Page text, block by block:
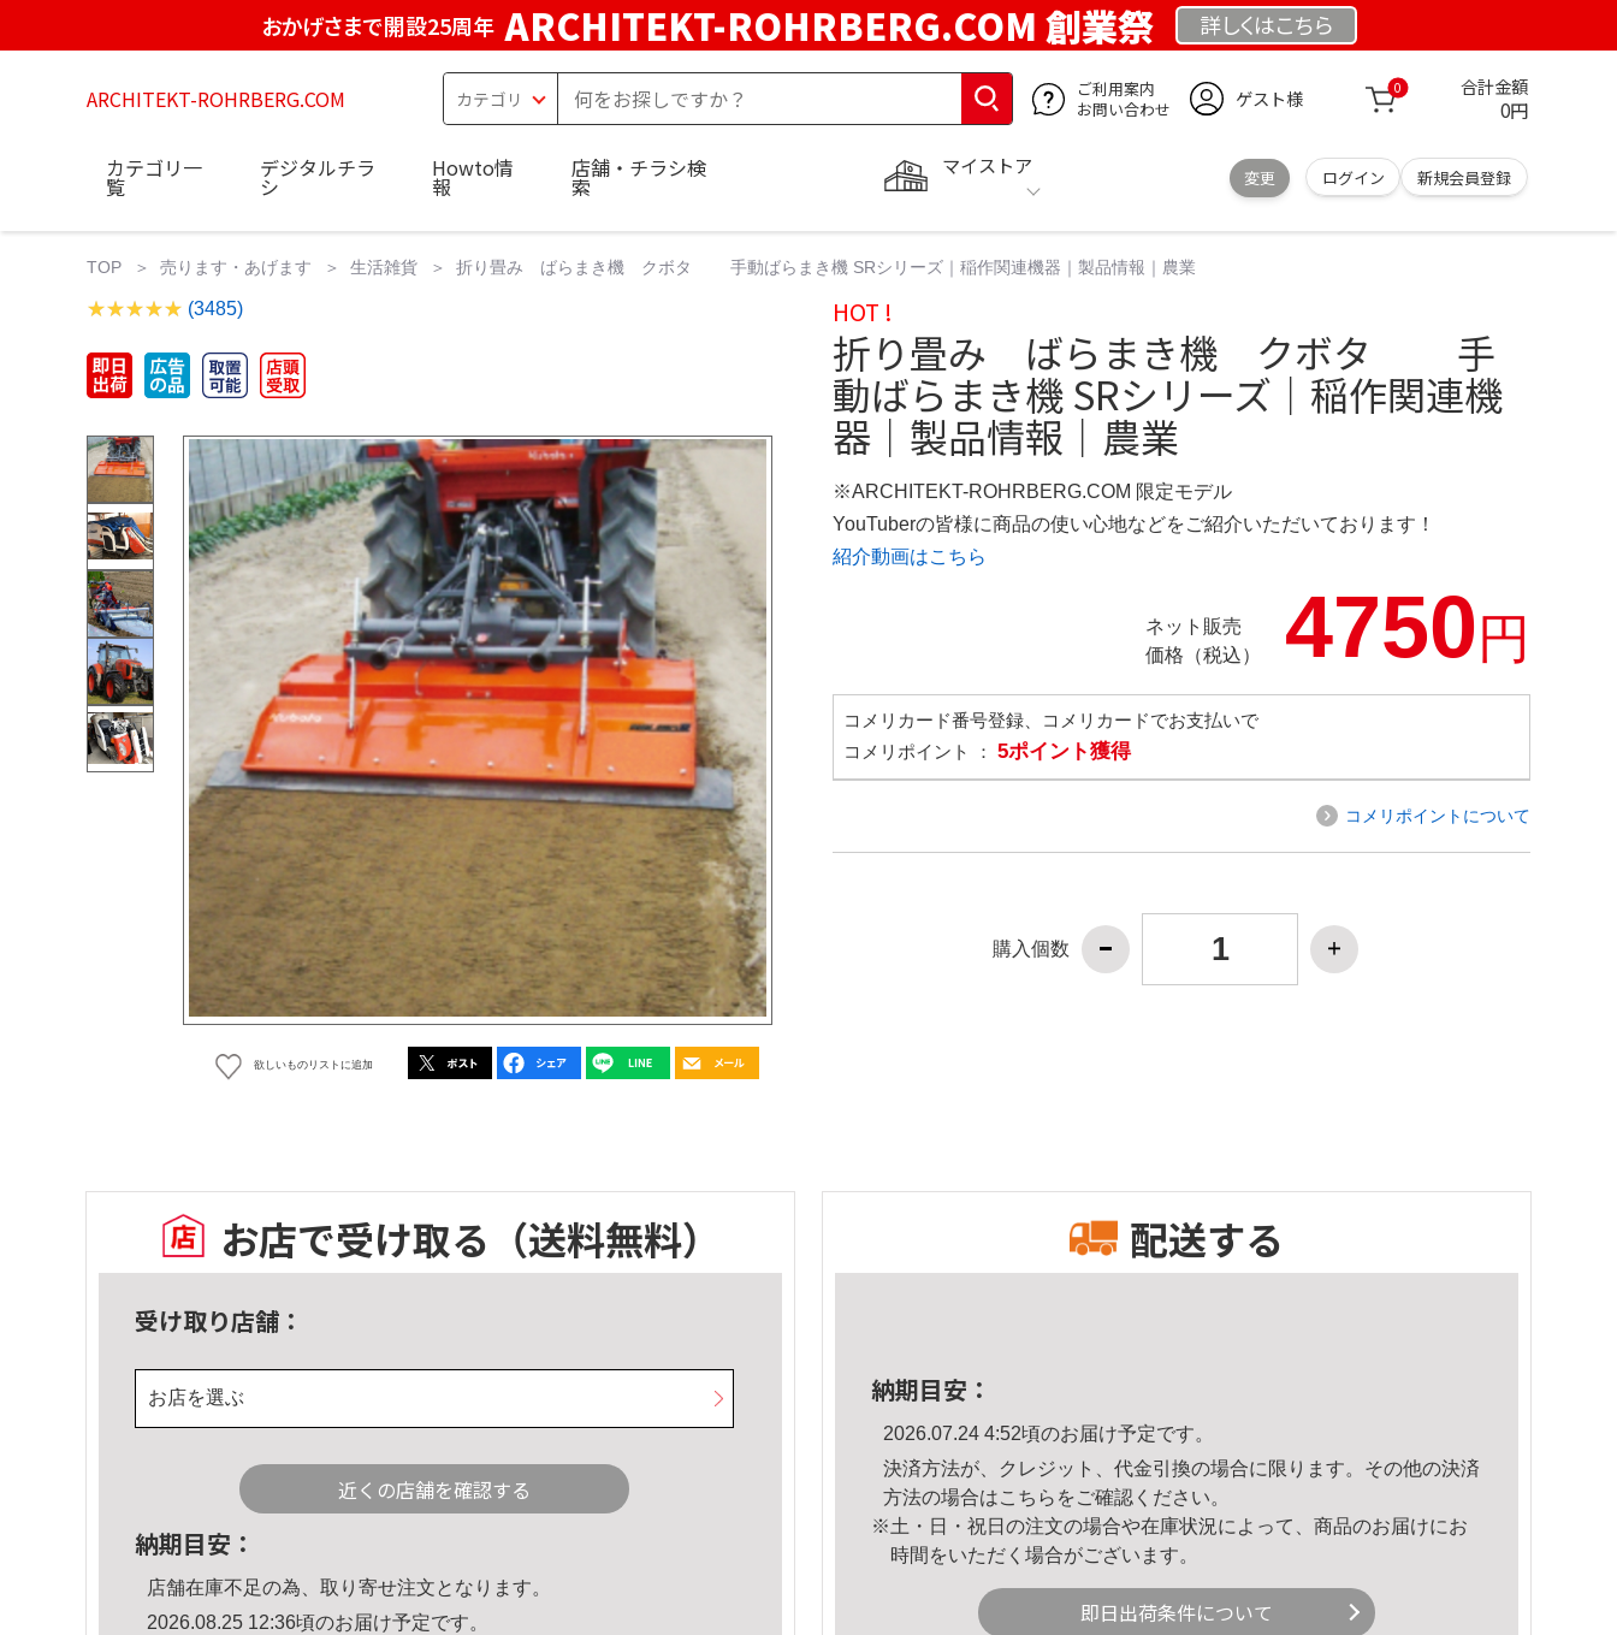
おかげさまで開設25周年 ARCHITEKT-ROHRBERG.COM 創業祭 詳しくはこちら
ARCHITEKT-ROHRBERG.COM
ご利用案内
お問い合わせ
ゲスト様 0 合計金額
0円
マイストア
変更 ログイン 新規会員登録
カテゴリ一
覧
デジタルチラ
シ
Howto情
報
店舗・チラシ検
索
TOP 売ります・あげます 生活雑貨 折り畳み ばらまき機 クボタ 手動ばらまき機 SRシリーズ｜稲作関連機器｜製品情報｜農業
(3485)
欲しいものリストに追加
HOT !
折り畳み ばらまき機 クボタ 手
動ばらまき機 SRシリーズ｜稲作関連機
器｜製品情報｜農業
※ARCHITEKT-ROHRBERG.COM 限定モデル
YouTuberの皆様に商品の使い心地などをご紹介いただいております！
紹介動画はこちら
ネット販売
価格（税込）
4750円
コメリカード番号登録、コメリカードでお支払いで
コメリポイント ： 5ポイント獲得
コメリポイントについて
購入個数
お店で受け取る （送料無料）
受け取り店舗：
お店を選ぶ
近くの店舗を確認する
納期目安：
店舗在庫不足の為、取り寄せ注文となります。
2026.08.25 12:36頃のお届け予定です。
配送する
納期目安：
2026.07.24 4:52頃のお届け予定です。
決済方法が、クレジット、代金引換の場合に限ります。その他の決済
方法の場合はこちら をご確認ください。
※土・日・祝日の注文の場合や在庫状況によって、商品のお届けにお
時間をいただく場合がございます。
即日出荷条件について